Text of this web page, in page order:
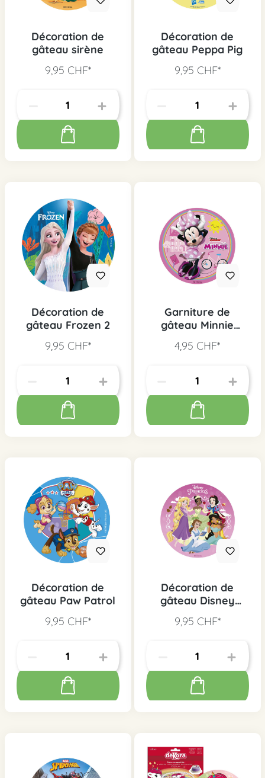
Décoration de
gâteau sirène
9,95 CHF*
Décoration de
gâteau Peppa Pig
9,95 CHF*
Décoration de
gâteau Frozen 2
9,95 CHF*
Garniture de
gâteau Minnie
4,95 CHF*
Décoration de
gâteau Paw Patrol
9,95 CHF*
Décoration de
gâteau Disney
9,95 CHF*